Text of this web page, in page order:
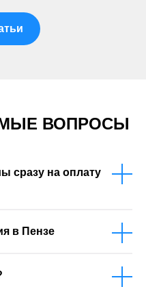
ВОПРОСЫ
сразу на оплату
в Пензе